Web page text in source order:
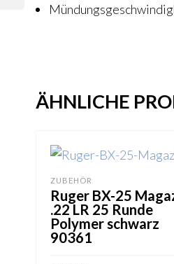
ÄHNLICHE
ZUBEHÖR
Ruger BX-25
.22 LR 25 Runde
Polymer schwarz
90361